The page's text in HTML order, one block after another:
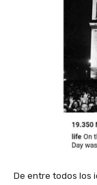
De entre todos los